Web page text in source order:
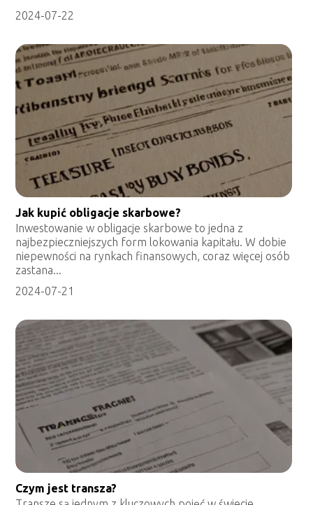
2024-07-22
Jak kupić obligacje skarbowe?
Inwestowanie w obligacje skarbowe to jedna z
najbezpieczniejszych form lokowania kapitału. W dobie
niepewności na rynkach finansowych, coraz więcej osób
zastana...
2024-07-21
Czym jest transza?